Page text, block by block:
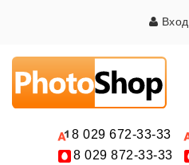
Вход
8 029 672-33-33
8 029 872-33-33